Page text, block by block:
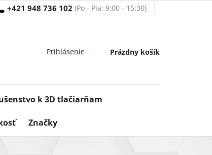
+421 948 736 102
Nákupný
Prázdny košík
k 3D tlačiarňam
Značky